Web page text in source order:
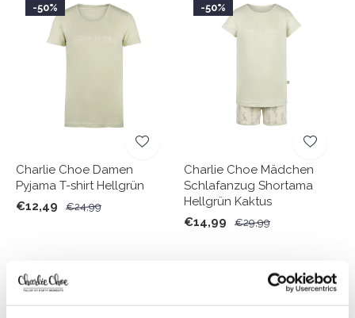
-50%
Charlie Choe Damen
Pyjama T-shirt Hellgrün
€12,49
€24,99
-50%
Charlie Choe Mädchen
Schlafanzug Shortama
Hellgrün Kaktus
€14,99
€29,99
-50%